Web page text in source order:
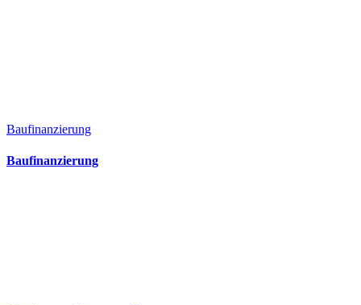
Baufinanzierung
Baufinanzierung